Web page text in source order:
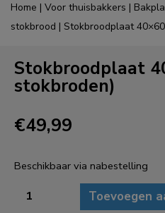
Home | Voor thuisbakkers |
stokbrood | Stokbroodplaat
Stokbroodplaat
stokbroden)
€49,99
Beschikbaar via nabestelling
Stokbroodplaat
40x60
Toevoegen